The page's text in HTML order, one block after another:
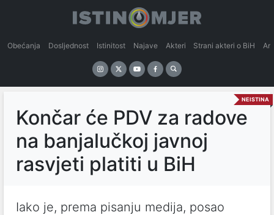
Obećanja Dosljednost Istinitost Najave Akteri Strani akteri o BiH
NEISTINA
Končar će PDV za radove
na banjalučkoj javnoj
rasvjeti platiti u BiH
Iako je, prema pisanju medija, posao